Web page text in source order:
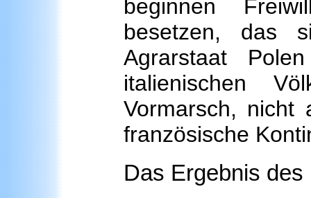
beginnen
besetzen, das
Agrarstaat
italienischen
Vormarsch, nicht
französische
Das Ergebnis